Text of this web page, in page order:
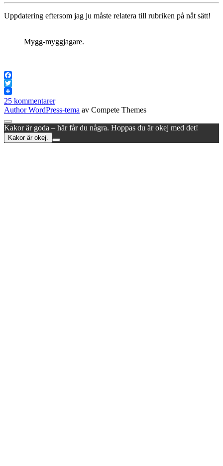
Uppdatering eftersom jag ju måste relatera till rubriken på nåt sätt!
Mygg-myggjagare.
Facebook
Twitter
25 kommentarer
Author WordPress-tema av Compete Themes
Rulla
till
toppen
Kakor är goda – här får du några. Hoppas du är okej med det!
Kakor är okej.